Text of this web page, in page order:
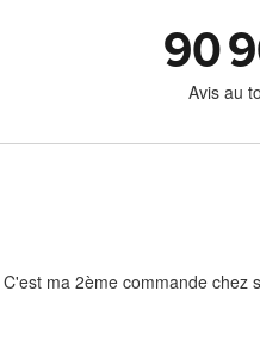
90
Avis au
ma 2ème commande